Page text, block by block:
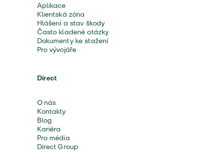
Aplikace
Klientská zóna
Hlášení a stav škody
Často kladené otázky
Dokumenty ke stažení
Pro vývojáře
Direct
O nás
Kontakty
Blog
Kariéra
Pro média
Direct Group